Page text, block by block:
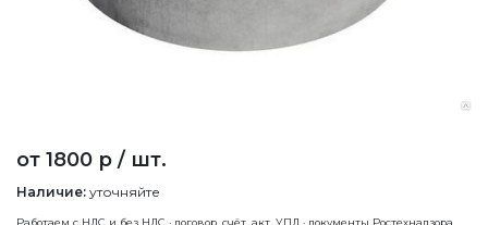
от 1800 р / шт.
Наличие: уточняйте
Работаем с НДС и без НДС · договор, счёт, акт, УПД · документы Ростехнадзора